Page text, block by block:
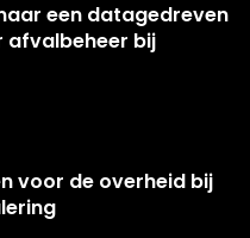
een datagedreven
afvalbeheer bij
voor de overheid bij